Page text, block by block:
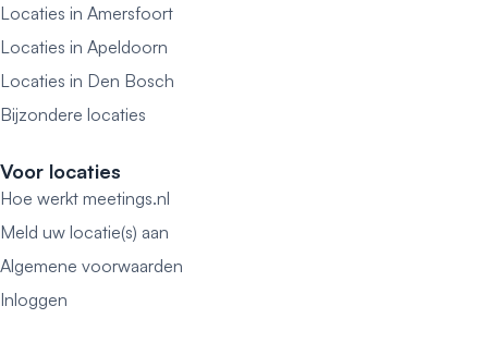
Locaties in Amersfoort
Locaties in Apeldoorn
Locaties in Den Bosch
Bijzondere locaties
Voor locaties
Hoe werkt meetings.nl
Meld uw locatie(s) aan
Algemene voorwaarden
Inloggen